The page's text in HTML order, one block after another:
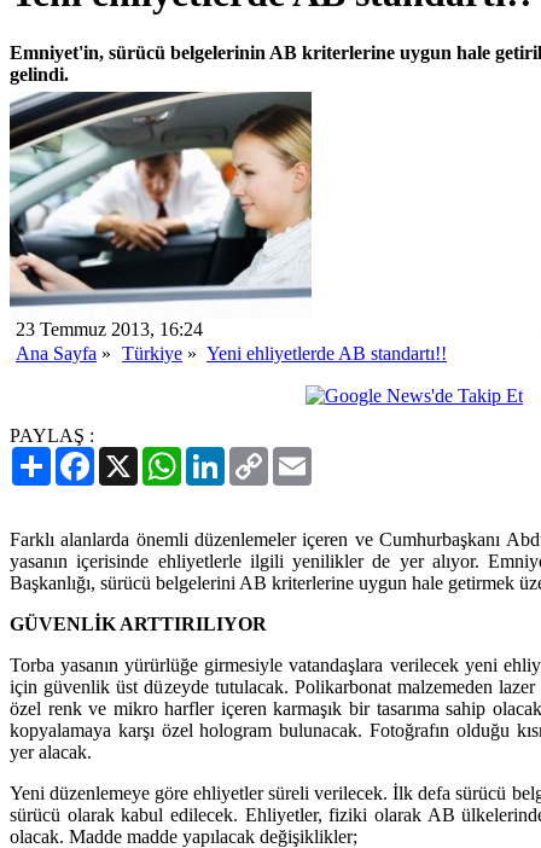
Emniyet'in, sürücü belgelerinin AB kriterlerine uygun hale
gelindi.
23 Temmuz 2013, 16:24
Ana Sayfa » Türkiye » Yeni ehliyetlerde AB standartı!!
PAYLAŞ :
PaylaşFacebook
X WhatsAppLinkedIn
Copy
Link
Farklı alanlarda önemli düzenlemeler içeren ve Cumhurbaşkanı
yasanın içerisinde ehliyetlerle ilgili yenilikler de yer alıyor.
Başkanlığı, sürücü belgelerini AB kriterlerine uygun hale getirmek
GÜVENLİK ARTTIRILIYOR
Torba yasanın yürürlüğe girmesiyle vatandaşlara verilecek yeni
için güvenlik üst düzeyde tutulacak. Polikarbonat malzemeden
özel renk ve mikro harfler içeren karmaşık bir tasarıma sahip
kopyalamaya karşı özel hologram bulunacak. Fotoğrafın olduğu
yer alacak.
Yeni düzenlemeye göre ehliyetler süreli verilecek. İlk defa sürücü
sürücü olarak kabul edilecek. Ehliyetler, fiziki olarak AB
olacak. Madde madde yapılacak değişiklikler;